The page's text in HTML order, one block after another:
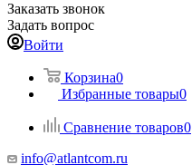
Заказать звонок
Задать вопрос
Войти
Корзина0
Избранные товары0
Сравнение товаров0
info@atlantcom.ru